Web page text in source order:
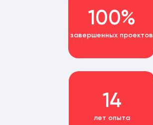
завершенных проектов
100%
лет опыта
14